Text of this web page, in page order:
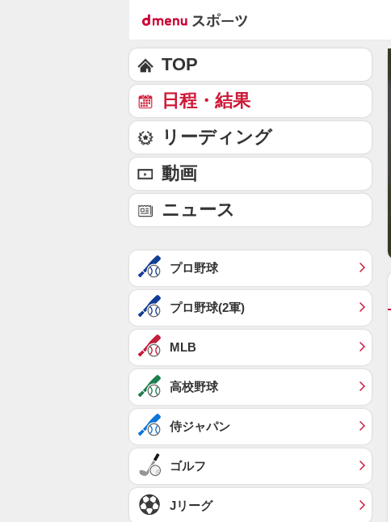
TOP
日程・結果
リーディング
動画
ニュース
プロ野球
プロ野球(2軍)
MLB
高校野球
侍ジャパン
ゴルフ
Jリーグ